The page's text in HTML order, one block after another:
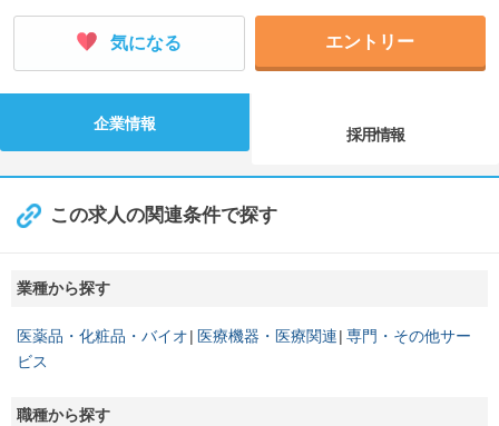
気になる エントリー
企業情報
採用情報
この求人の関連条件で探す
業種から探す
医薬品・化粧品・バイオ 医療機器・医療関連 専門・その他サー
ビス
職種から探す